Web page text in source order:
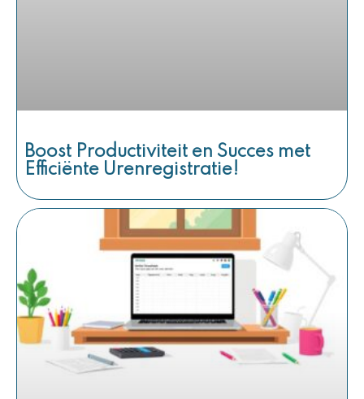
Boost Productiviteit en Succes met
Efficiënte Urenregistratie!